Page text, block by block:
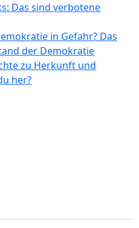
Das sind verbotene
in Gefahr? Das
der Demokratie
zu Herkunft und
her?